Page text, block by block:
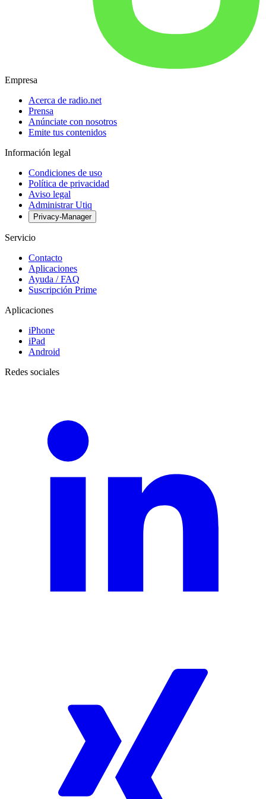
Empresa
Acerca de radio.net
Prensa
Anúnciate con nosotros
Emite tus contenidos
Información legal
Condiciones de uso
Política de privacidad
Aviso legal
Administrar Utiq
Privacy-Manager
Servicio
Contacto
Aplicaciones
Ayuda / FAQ
Suscripción Prime
Aplicaciones
iPhone
iPad
Android
Redes sociales